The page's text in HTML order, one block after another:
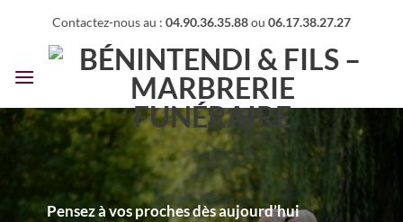
contenu
Contactez-nous au : 04.90.36.35.88ou 06.17.38.27.27
Pensez à vos proches dès aujourd’hui